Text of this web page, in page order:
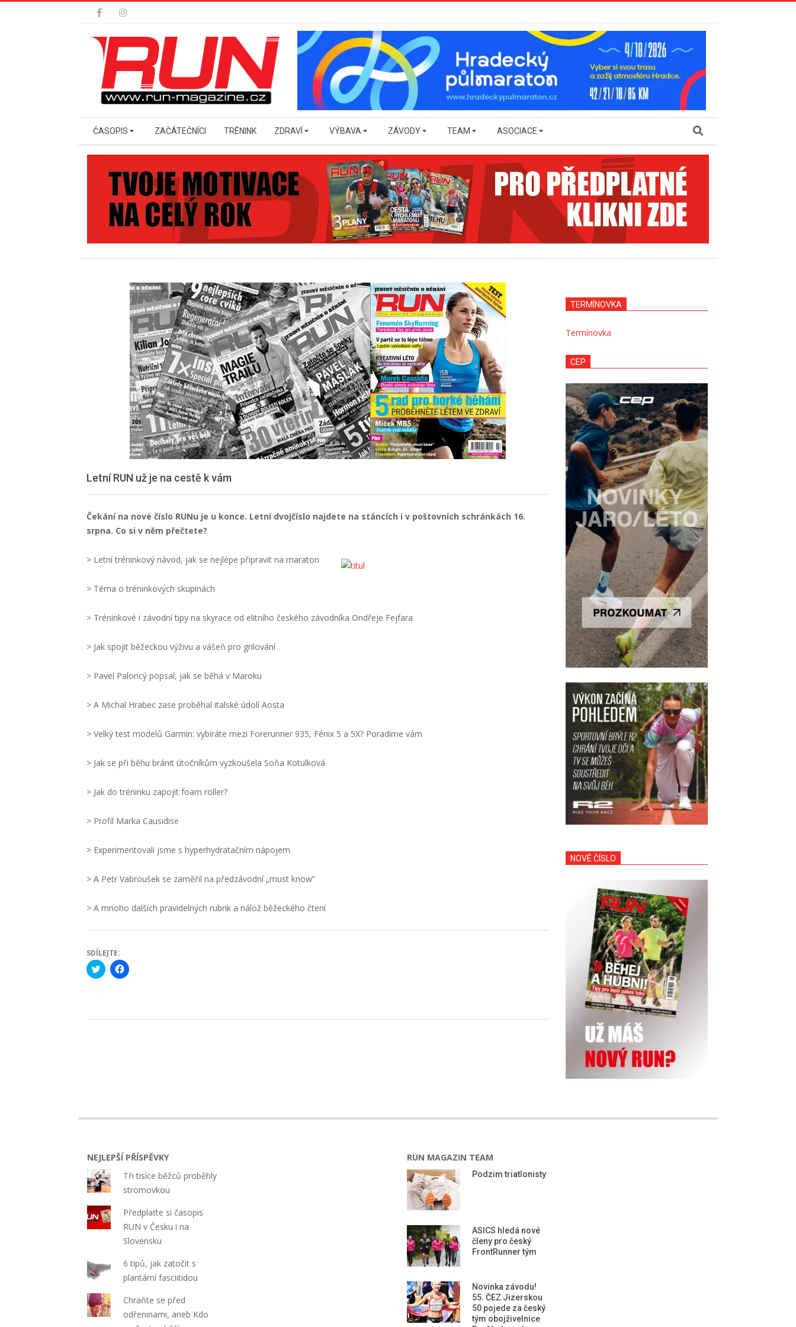
Secondary
Menu
ČASOPIS ZAČÁTEČNÍCI TRÉNINK ZDRAVÍ VÝBAVA ZÁVODY TEAM ASOCIACE Search
Letní RUN už je na cestě k vám
Čekání na nové číslo RUNu je u konce. Letní dvojčíslo najdete na stáncích i v poštovních schránkách 16.
srpna. Co si v něm přečtete?
> Letní tréninkový návod, jak se nejlépe připravit na maraton
> Téma o tréninkových skupinách
> Tréninkové i závodní tipy na skyrace od elitního českého závodníka Ondřeje Fejfara
> Jak spojit běžeckou výživu a vášeň pro grilování
> Pavel Paloncý popsal, jak se běhá v Maroku
> A Michal Hrabec zase proběhal italské údolí Aosta
> Velký test modelů Garmin: vybíráte mezi Forerunner 935, Fénix 5 a 5X? Poradíme vám
> Jak se při běhu bránit útočníkům vyzkoušela Soňa Kotulková
> Jak do tréninku zapojit foam roller?
> Profil Marka Causidise
> Experimentovali jsme s hyperhydratačním nápojem
> A Petr Vabroušek se zaměřil na předzávodní „must know“
> A mnoho dalších pravidelných rubrik a nálož běžeckého čtení
SDÍLEJTE:
Click
to
new
Click
to
new
TERMÍNOVKA
Termínovka
CEP
NOVÉ ČÍSLO
NEJLEPŠÍ PŘÍSPĚVKY
Tři tisíce běžců proběhly
stromovkou
Předplaťte si časopis
RUN v Česku i na
Slovensku
6 tipů, jak zatočit s
plantární fasciitidou
Chraňte se před
odřeninami, aneb Kdo
RUN MAGAZIN TEAM
Podzim triatlonisty
ASICS hledá nové
členy pro český
FrontRunner tým
Novinka závodu!
55. ČEZ Jizerskou
50 pojede za český
tým obojživelnice